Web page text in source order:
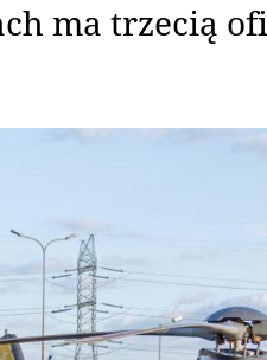
ma trzecią